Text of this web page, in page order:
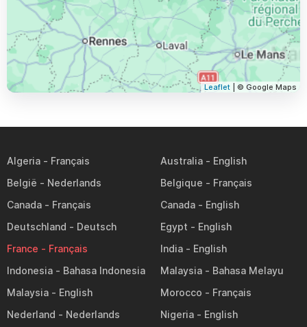
Leaflet | © Google Maps
Algeria
Australia
België
Belgique
Canada
Canada
Deutschland
Egypt
France
India
Indonesia
Malaysia
Malaysia
Morocco
Nederland
Nigeria